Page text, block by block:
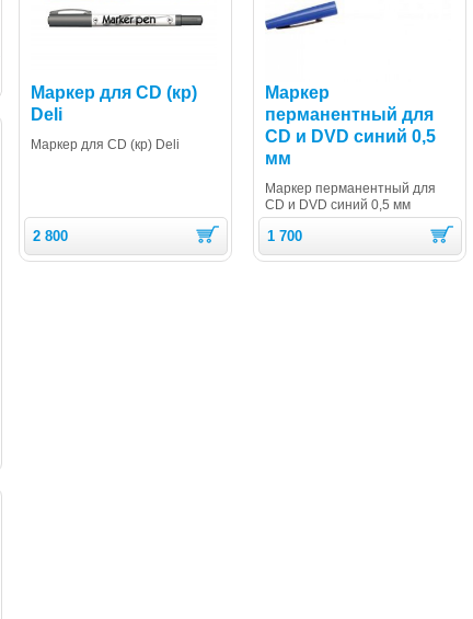
Маркер для CD (кр)
Deli
Маркер для CD (кр) Deli
2 800
Маркер
перманентный для
CD и DVD синий 0,5
мм
Маркер перманентный для
CD и DVD синий 0,5 мм
1 700